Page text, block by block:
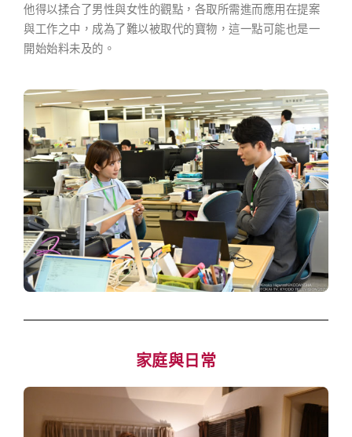
他得以揉合了男性與女性的觀點，各取所需進而應用在提案
與工作之中，成為了難以被取代的寶物，這一點可能也是一
開始始料未及的。
家庭與日常